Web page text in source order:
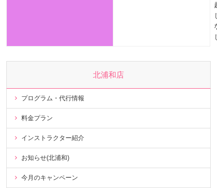
北浦和店
プログラム・代行情報
料金プラン
インストラクター紹介
お知らせ(北浦和)
今月のキャンペーン